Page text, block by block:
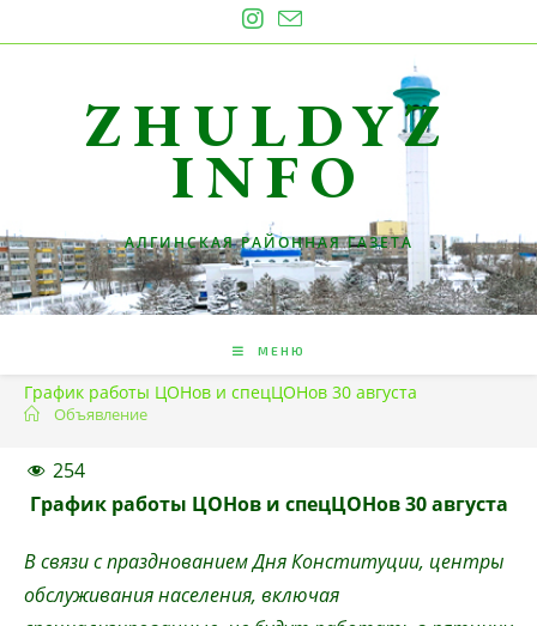
к
ZHULDYZ
INFO
АЛГИНСКАЯ РАЙОННАЯ ГАЗЕТА
МЕНЮ
График работы ЦОНов и спецЦОНов 30 августа
Объявление
254
График работы ЦОНов и спецЦОНов 30 августа
В связи с празднованием Дня Конституции, центры
обслуживания населения, включая